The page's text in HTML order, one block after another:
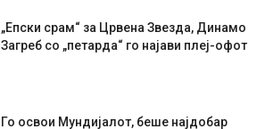
„Епски срам“ за Црвена Звезда, Динамо
Загреб со „петарда“ го најави плеј-офот
Го освои Мундијалот, беше најдобар